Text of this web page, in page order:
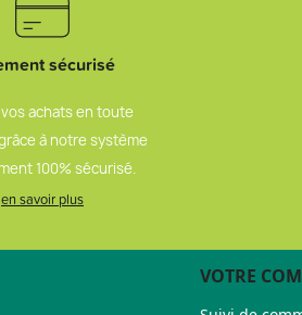
sécurisé
achats en toute
à notre système
100% sécurisé.
en savoir plus
VOTRE